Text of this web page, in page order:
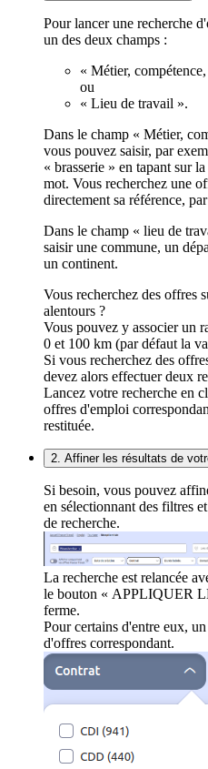
Pour lancer une recherche
un des deux champs :
« Métier,
ou
« Lieu de travail ».
Dans le champ « Métier,
vous pouvez saisir, par
« brasserie » en tapant sur
mot. Vous recherchez une
directement sa référence,
Dans le champ « lieu de
saisir une commune, un
un continent.
Vous recherchez des offres
alentours ?
Vous pouvez y associer un
0 et 100 km (par défaut la
Si vous recherchez des
devez alors effectuer deux
Lancez votre recherche en
offres d'emploi
restituée.
2. Affiner les résultats de
Si besoin, vous pouvez
en sélectionnant des filtres
de recherche.
La recherche est relancée
le bouton « APPLIQUER
ferme.
Pour certains d'entre eux,
d'offres correspondant.